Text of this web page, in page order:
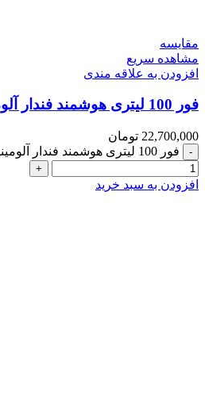
مقایسه
مشاهده سریع
افزودن به علاقه مندی
فور 100 لیتری هوشمند فندار آلومینیوم
22,700,000 تومان
فور 100 لیتری هوشمند فندار آلومینیوم عدد
افزودن به سبد خرید